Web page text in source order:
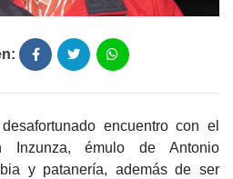
encuentro con el
Inzunza, émulo de Antonio
y patanería, además de ser